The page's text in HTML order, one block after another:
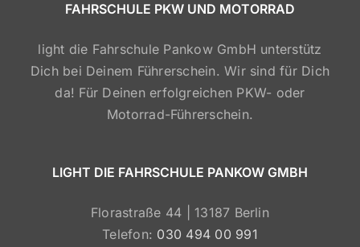
FAHRSCHULE PKW UND MOTORRAD
light die Fahrschule Pankow GmbH unterstütz
Dich bei Deinem Führerschein. Wir sind für Dich
da! Für Deinen erfolgreichen PKW- oder
Motorrad-Führerschein.
LIGHT DIE FAHRSCHULE PANKOW GMBH
Florastraße 44 | 13187 Berlin
Telefon: 030 494 00 991